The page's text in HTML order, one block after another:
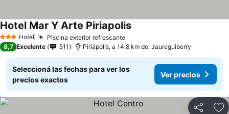
3 Estrellas
Hotel Piscina exterior refrescante
Hotel Mar Y Arte Piriapolis
8,7 Excelente 511 Piriápolis, a 14.8 km de: Jaureguiberry
Seleccioná las fechas para ver los
precios exactos
Ver precios
Compartir